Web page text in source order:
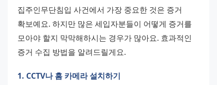
집주인무단침입 사건에서 가장 중요한 것은 증거
확보예요. 하지만 많은 세입자분들이 어떻게 증거를
모아야 할지 막막해하시는 경우가 많아요. 효과적인
증거 수집 방법을 알려드릴게요.
1. CCTV나 홈 카메라 설치하기